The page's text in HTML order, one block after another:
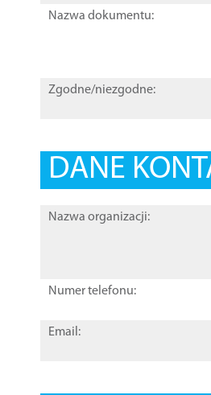
Nazwa dokumentu:
Zgodne/niezgodne:
DANE
Nazwa organizacji:
Numer telefonu:
Email: